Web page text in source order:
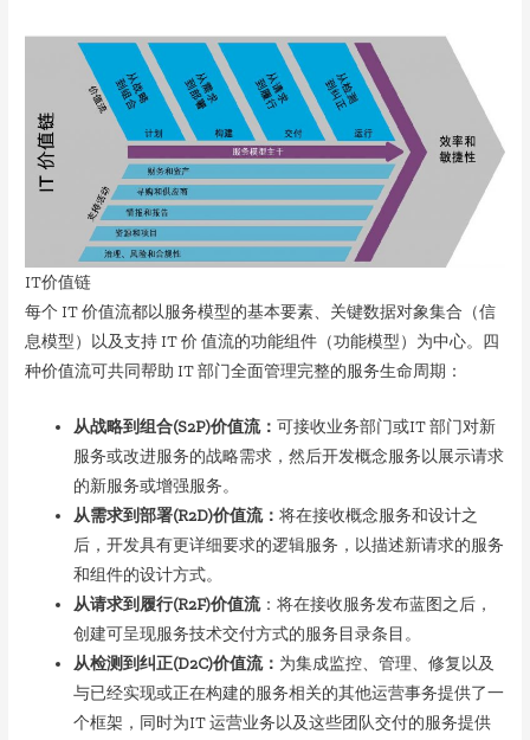
IT价值链
每个 IT 价值流都以服务模型的基本要素、关键数据对象集合（信
息模型）以及支持 IT 价 值流的功能组件（功能模型）为中心。四
种价值流可共同帮助 IT 部门全面管理完整的服务生命周期：
从战略到组合(S2P)价值流：可接收业务部门或IT 部门对新
服务或改进服务的战略需求，然后开发概念服务以展示请求
的新服务或增强服务。
从需求到部署(R2D)价值流：将在接收概念服务和设计之
后，开发具有更详细要求的逻辑服务，以描述新请求的服务
和组件的设计方式。
从请求到履行(R2F)价值流：将在接收服务发布蓝图之后，
创建可呈现服务技术交付方式的服务目录条目。
从检测到纠正(D2C)价值流： 为集成监控、管理、修复以及
与已经实现或正在构建的服务相关的其他运营事务提供了一
个框架，同时为IT 运营业务以及这些团队交付的服务提供